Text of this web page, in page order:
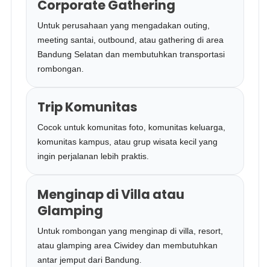
Corporate Gathering
Untuk perusahaan yang mengadakan outing,
meeting santai, outbound, atau gathering di area
Bandung Selatan dan membutuhkan transportasi
rombongan.
Trip Komunitas
Cocok untuk komunitas foto, komunitas keluarga,
komunitas kampus, atau grup wisata kecil yang
ingin perjalanan lebih praktis.
Menginap di Villa atau
Glamping
Untuk rombongan yang menginap di villa, resort,
atau glamping area Ciwidey dan membutuhkan
antar jemput dari Bandung.